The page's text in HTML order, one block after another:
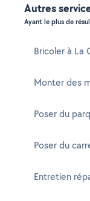
Autres
Ayant le plus de
Bricoler à La
Monter des
Poser du
Poser du
Entretien